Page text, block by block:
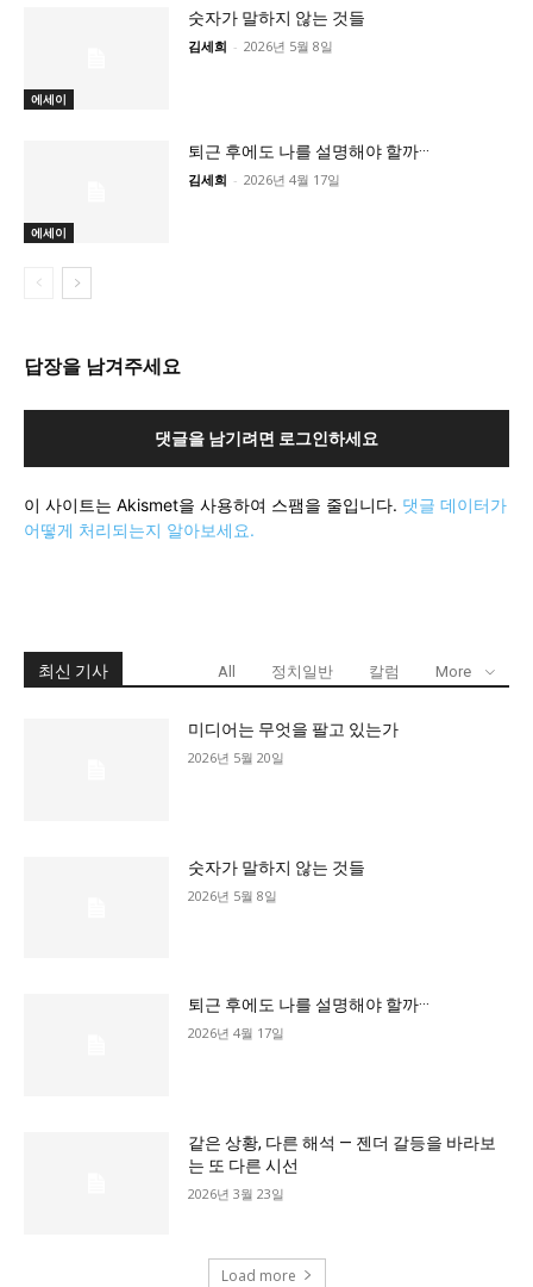
에세이
숫자가 말하지 않는 것들
김세희 - 2026년 5월 8일
에세이
퇴근 후에도 나를 설명해야 할까···
김세희 - 2026년 4월 17일
답장을 남겨주세요
댓글을 남기려면 로그인하세요
이 사이트는 Akismet을 사용하여 스팸을 줄입니다. 댓글 데이터가
어떻게 처리되는지 알아보세요.
최신 기사 All 정치일반 칼럼 More
미디어는 무엇을 팔고 있는가
2026년 5월 20일
숫자가 말하지 않는 것들
2026년 5월 8일
퇴근 후에도 나를 설명해야 할까···
2026년 4월 17일
같은 상황, 다른 해석 — 젠더 갈등을 바라보
는 또 다른 시선
2026년 3월 23일
Load more